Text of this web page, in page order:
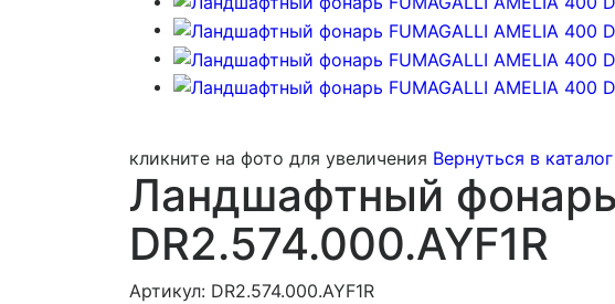
кликните на фото для увеличения Вернуться в каталог
Ландшафтный
DR2.574.000.AYF1R
Артикул: DR2.574.000.AYF1R